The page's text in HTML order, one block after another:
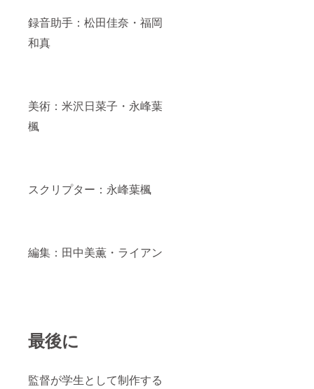
録音助手：松田佳奈・福岡
和真
美術：米沢日菜子・永峰葉
楓
スクリプター：永峰葉楓
編集：田中美薫・ライアン
最後に
監督が学生として制作する